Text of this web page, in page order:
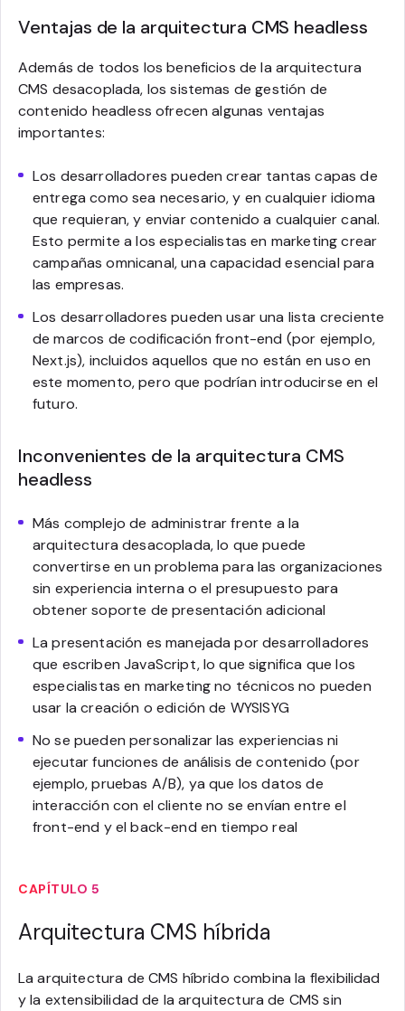
Ventajas de la arquitectura CMS headless
Además de todos los beneficios de la arquitectura
CMS desacoplada, los sistemas de gestión de
contenido headless ofrecen algunas ventajas
importantes:
Los desarrolladores pueden crear tantas capas de
entrega como sea necesario, y en cualquier idioma
que requieran, y enviar contenido a cualquier canal.
Esto permite a los especialistas en marketing crear
campañas omnicanal, una capacidad esencial para
las empresas.
Los desarrolladores pueden usar una lista creciente
de marcos de codificación front-end (por ejemplo,
Next.js), incluidos aquellos que no están en uso en
este momento, pero que podrían introducirse en el
futuro.
Inconvenientes de la arquitectura CMS
headless
Más complejo de administrar frente a la
arquitectura desacoplada, lo que puede
convertirse en un problema para las organizaciones
sin experiencia interna o el presupuesto para
obtener soporte de presentación adicional
La presentación es manejada por desarrolladores
que escriben JavaScript, lo que significa que los
especialistas en marketing no técnicos no pueden
usar la creación o edición de WYSISYG
No se pueden personalizar las experiencias ni
ejecutar funciones de análisis de contenido (por
ejemplo, pruebas A/B), ya que los datos de
interacción con el cliente no se envían entre el
front-end y el back-end en tiempo real
CAPÍTULO 5
Arquitectura CMS híbrida
La arquitectura de CMS híbrido combina la flexibilidad
y la extensibilidad de la arquitectura de CMS sin